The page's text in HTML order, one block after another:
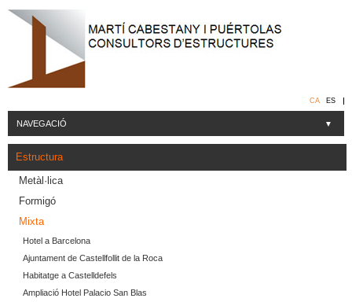
CA ES
NAVEGACIÓ ▼
Estructura
Metàl·lica
Formigó
Mixta
Hotel a Barcelona
Ajuntament de Castellfollit de la Roca
Habitatge a Castelldefels
Ampliació Hotel Palacio San Blas